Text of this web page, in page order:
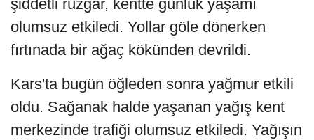
şiddetli rüzgâr, kentte günlük yaşamı
olumsuz etkiledi. Yollar göle dönerken
fırtınada bir ağaç kökünden devrildi.
Kars'ta bugün öğleden sonra yağmur etkili
oldu. Sağanak halde yaşanan yağış kent
merkezinde trafiği olumsuz etkiledi. Yağışın